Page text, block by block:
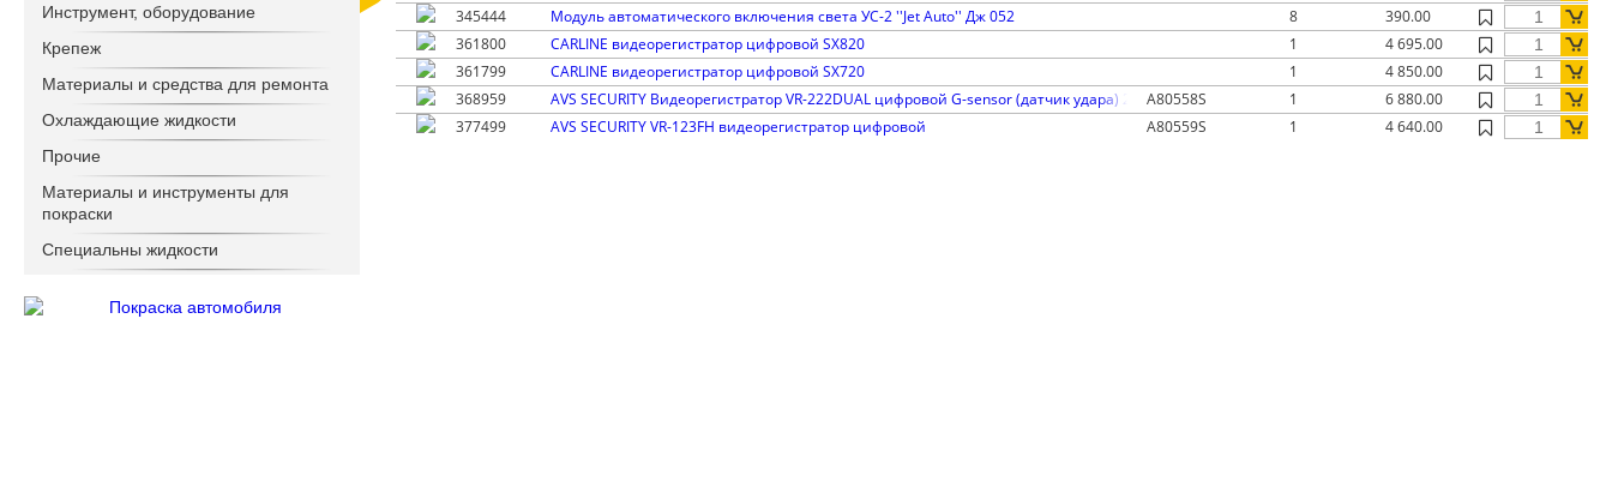
Инструмент, оборудование
Крепеж
Материалы и средства для ремонта
Охлаждающие жидкости
Прочие
Материалы и инструменты для
покраски
Специальны жидкости
Товары для дома, и сада
345444
Модуль автоматического включения света УС-2 ''Jet Auto'' Дж 052 8
390.00
361800
CARLINE видеорегистратор цифровой SX820 1
4 695.00
361799
CARLINE видеорегистратор цифровой SX720 1
4 850.00
368959
AVS SECURITY Видеорегистратор VR-222DUAL цифровой G-sensor (датчик удара) 2камеры
A80558S 1
6 880.00
377499
AVS SECURITY VR-123FH видеорегистратор цифровой A80559S 1 4 640.00